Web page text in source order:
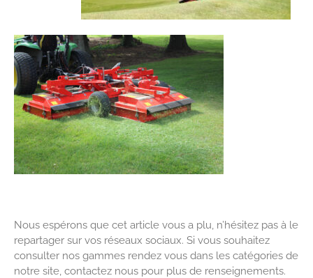
Nous espérons que cet article vous a plu, n’hésitez pas à le
repartager sur vos réseaux sociaux. Si vous souhaitez
consulter nos gammes rendez vous dans les catégories de
notre site, contactez nous pour plus de renseignements.